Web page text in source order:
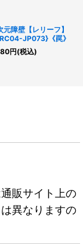
元障壁【レリーフ】
JP073}《罠》
円(税込)
販サイト上の
異なりますの